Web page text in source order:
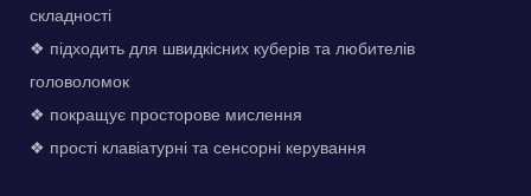
складності
❖ підходить для швидкісних куберів та любителів
головоломок
❖ покращує просторове мислення
❖ прості клавіатурні та сенсорні керування